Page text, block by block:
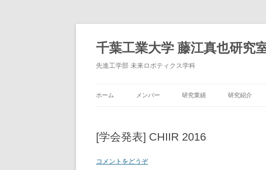
千葉工業大学 藤江真也研究
先進工学部 未来ロボティクス学科
ホーム メンバー 研究業績 研究紹介
[学会発表] CHIIR 2016
コメントをどうぞ